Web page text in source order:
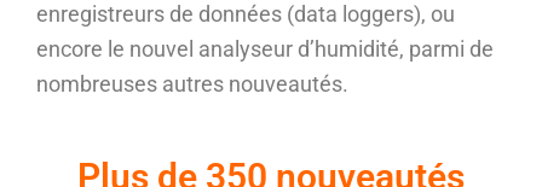
enregistreurs de données (data loggers), ou
encore le nouvel analyseur d’humidité, parmi de
nombreuses autres nouveautés.
Plus de 350 nouveautés